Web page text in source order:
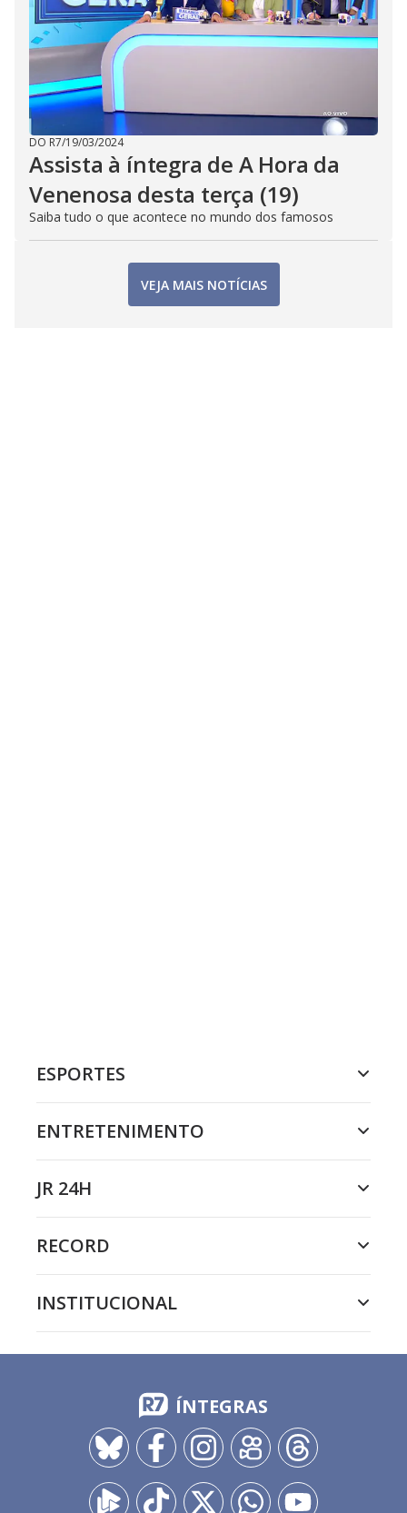
DO R7/19/03/2024
Assista à íntegra de A Hora da
Venenosa desta terça (19)
Saiba tudo o que acontece no mundo dos famosos
VEJA MAIS NOTÍCIAS
ESPORTES
ENTRETENIMENTO
JR 24H
RECORD
INSTITUCIONAL
ÍNTEGRAS